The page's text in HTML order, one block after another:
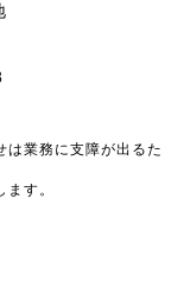
業務に支障が出るた
す。